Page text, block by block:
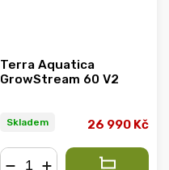
Terra Aquatica
GrowStream 60 V2
Skladem 26 990 Kč